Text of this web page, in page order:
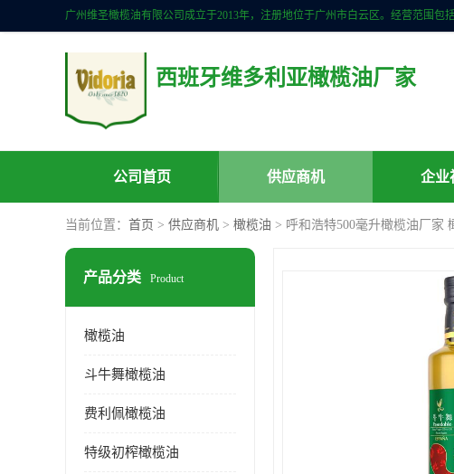
西班牙维多利亚橄榄油厂家
公司首页 供应商机 企业
当前位置： 首页 > 供应商机 > 橄榄油 > 呼和浩特500毫升橄榄油厂家
产品分类 Product
橄榄油
斗牛舞橄榄油
费利佩橄榄油
特级初榨橄榄油